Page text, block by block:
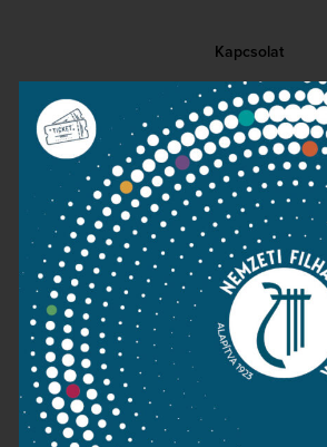
Kapcsolat
Közérdekű adatok
Sajtószoba
Adatvédelem
Impresszum
NEMZETI